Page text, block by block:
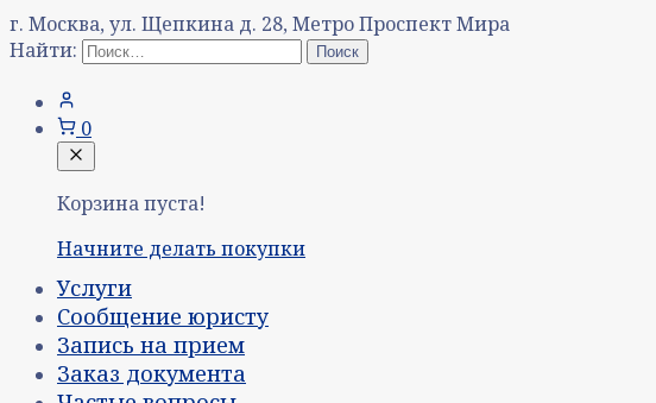
г. Москва, ул. Щепкина д. 28, Метро Проспект Мира
Найти:
0
Корзина пуста!
Начните делать покупки
Услуги
Сообщение юристу
Запись на прием
Заказ документа